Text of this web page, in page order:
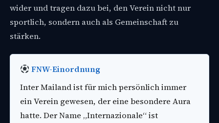
wider und tragen dazu bei, den Verein nicht nur
sportlich, sondern auch als Gemeinschaft zu
stärken.
FNW-Einordnung
Inter Mailand ist für mich persönlich immer
ein Verein gewesen, der eine besondere Aura
hatte. Der Name „Internazionale“ ist